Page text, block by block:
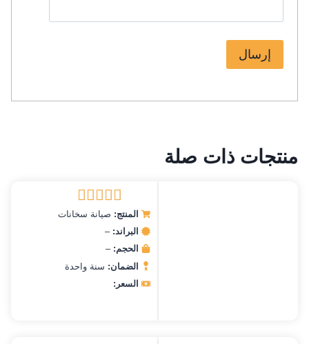
منتجات ذات صلة
تم التقييم
5.00من 5
المنتج: صيانة سخانات
البراند: –
الحجم: –
الضمان: سنة واحدة
السعر: